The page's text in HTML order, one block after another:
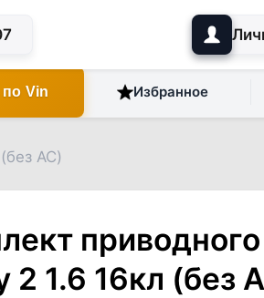
Vin Избранное
AC)
2 1.6 16кл (без